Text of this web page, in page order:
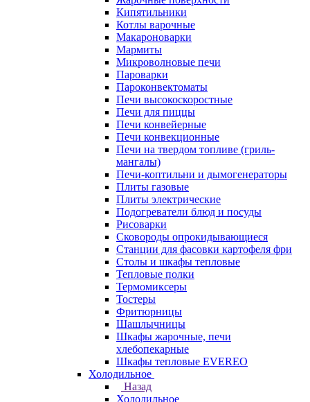
Кипятильники
Котлы варочные
Макароноварки
Мармиты
Микроволновые печи
Пароварки
Пароконвектоматы
Печи высокоскоростные
Печи для пиццы
Печи конвейерные
Печи конвекционные
Печи на твердом топливе (гриль-
мангалы)
Печи-коптильни и дымогенераторы
Плиты газовые
Плиты электрические
Подогреватели блюд и посуды
Рисоварки
Сковороды опрокидывающиеся
Станции для фасовки картофеля фри
Столы и шкафы тепловые
Тепловые полки
Термомиксеры
Тостеры
Фритюрницы
Шашлычницы
Шкафы жарочные, печи
хлебопекарные
Шкафы тепловые EVEREO
Холодильное
Назад
Холодильное